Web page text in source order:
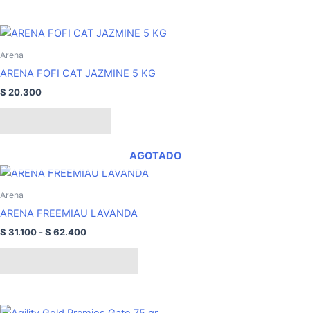
pueden
en
la
página
de
Arena
ARENA FOFI CAT JAZMINE 5 KG
$ 20.300
AGOTADO
Arena
ARENA FREEMIAU LAVANDA
$ 31.100 -$ 62.400
Rango
$ 31.100
hasta
Este
producto
variantes.
opciones
pueden